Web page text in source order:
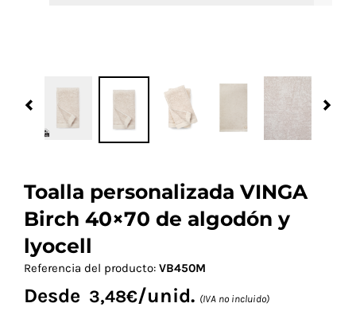
Previous
Toalla personalizada VINGA
Birch 40×70 de algodón y
lyocell
Referencia del producto: VB450M
Desde 3,48€/unid. (IVA no incluido)